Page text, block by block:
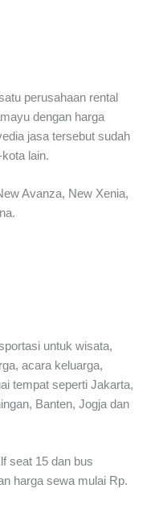
perusahaan rental
dengan harga
jasa tersebut sudah
lain.
Avanza, New Xenia,
untuk wisata,
acara keluarga,
tempat seperti Jakarta,
Banten, Jogja dan
seat 15 dan bus
harga sewa mulai Rp.